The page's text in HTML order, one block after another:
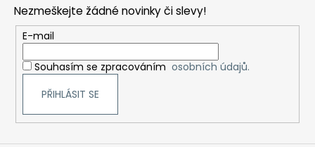
a
c
í
p
r
y
Nezmeškejte žádné novinky či slevy!
E-mail
Souhasím se zpracováním osobních údajů.
PŘIHLÁSIT SE